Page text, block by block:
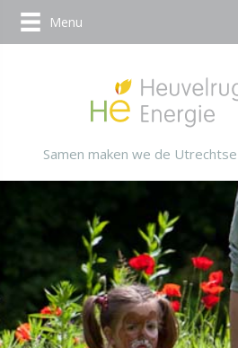
Menu
Samen maken we de